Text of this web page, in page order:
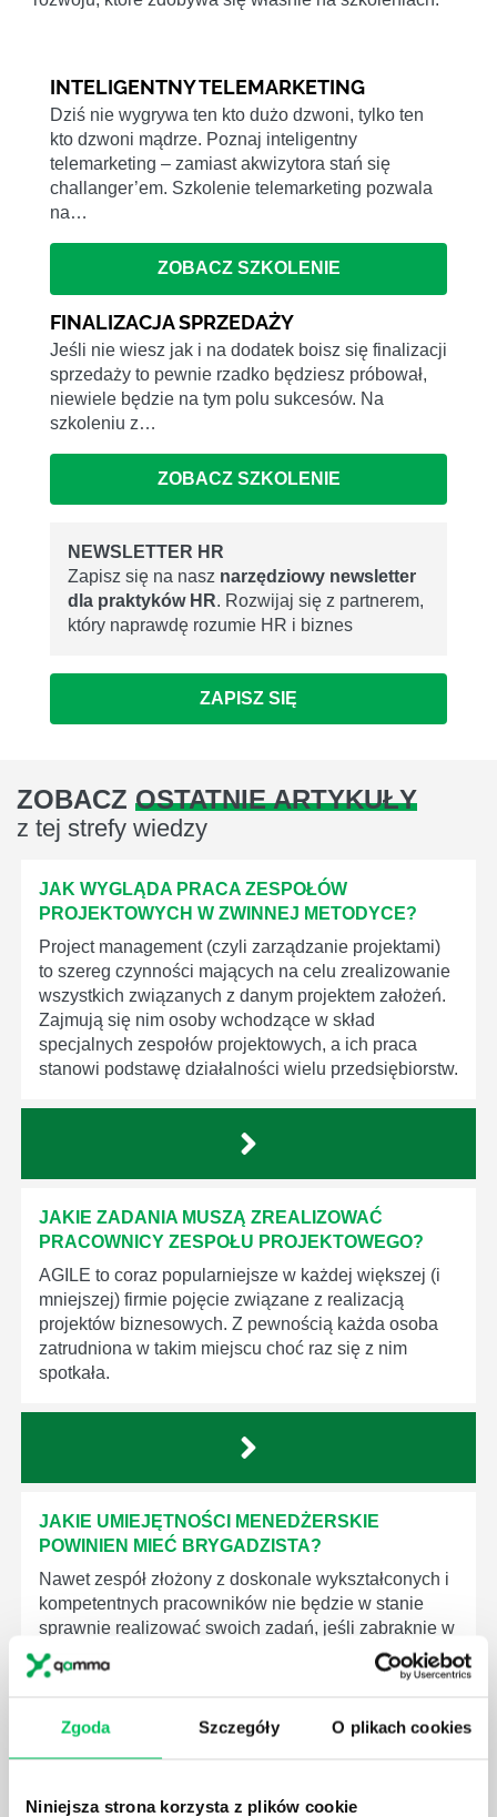
Zgoda Szczegóły O plikach cookies
Niniejsza strona korzysta z plików cookie
INTELIGENTNY TELEMARKETING
Dziś nie wygrywa ten kto dużo dzwoni, tylko ten
kto dzwoni mądrze. Poznaj inteligentny
telemarketing – zamiast akwizytora stań się
challanger’em. Szkolenie telemarketing pozwala
na…
ZOBACZ SZKOLENIE
FINALIZACJA SPRZEDAŻY
Jeśli nie wiesz jak i na dodatek boisz się finalizacji
sprzedaży to pewnie rzadko będziesz próbował,
niewiele będzie na tym polu sukcesów. Na
szkoleniu z…
ZOBACZ SZKOLENIE
NEWSLETTER HR
Zapisz się na nasz narzędziowy newsletter
dla praktyków HR. Rozwijaj się z partnerem,
który naprawdę rozumie HR i biznes
ZAPISZ SIĘ
ZOBACZ OSTATNIE ARTYKUŁY
z tej strefy wiedzy
JAK WYGLĄDA PRACA ZESPOŁÓW
PROJEKTOWYCH W ZWINNEJ METODYCE?
Project management (czyli zarządzanie projektami)
to szereg czynności mających na celu zrealizowanie
wszystkich związanych z danym projektem założeń.
Zajmują się nim osoby wchodzące w skład
specjalnych zespołów projektowych, a ich praca
stanowi podstawę działalności wielu przedsiębiorstw.
JAKIE ZADANIA MUSZĄ ZREALIZOWAĆ
PRACOWNICY ZESPOŁU PROJEKTOWEGO?
AGILE to coraz popularniejsze w każdej większej (i
mniejszej) firmie pojęcie związane z realizacją
projektów biznesowych. Z pewnością każda osoba
zatrudniona w takim miejscu choć raz się z nim
spotkała.
JAKIE UMIEJĘTNOŚCI MENEDŻERSKIE
POWINIEN MIEĆ BRYGADZISTA?
Nawet zespół złożony z doskonale wykształconych i
kompetentnych pracowników nie będzie w stanie
sprawnie realizować swoich zadań, jeśli zabraknie w
nim odpowiedniego kierownictwa. Zawsze
niezbędna jest osoba nadzorująca wszystkie